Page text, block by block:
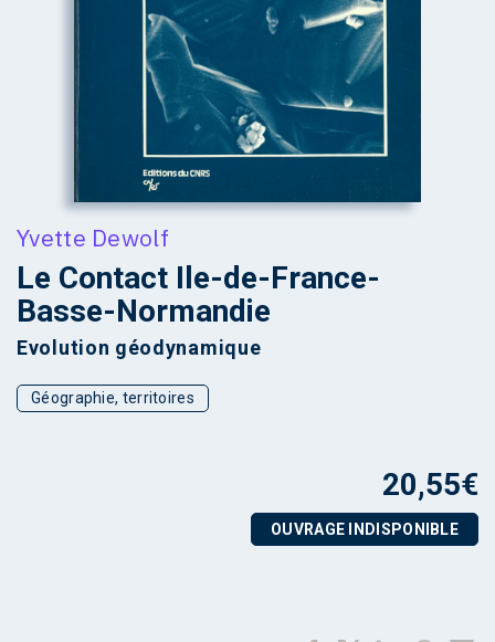
Yvette Dewolf
Le Contact Ile-de-France-
Basse-Normandie
Evolution géodynamique
Géographie, territoires
20,55€
OUVRAGE INDISPONIBLE